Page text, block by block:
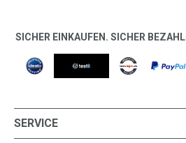
SICHER EINKAUFEN. SICHER
SERVICE